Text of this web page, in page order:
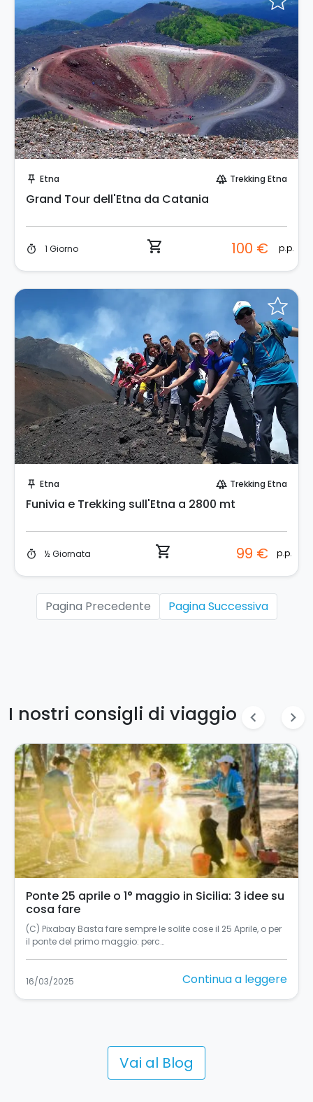
push_pin Etna forest Trekking Etna
Grand Tour dell'Etna da Catania
timer 1 Giorno shopping_cart 100 € p.p.
push_pin Etna forest Trekking Etna
Funivia e Trekking sull'Etna a 2800 mt
timer ½ Giornata shopping_cart 99 € p.p.
Pagina Precedente Pagina Successiva
I nostri consigli di viaggio chevron_left chevron_right
Turismo accessibile in Sicilia: un’esperienza
per tutti
Turismo accessibile in Sicilia: un’esperienza per tutti La
Sicilia, si sa, è una terra in…
11/03/2025 Continua a leggere
Vai al Blog